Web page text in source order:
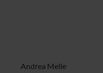
Andrea Melle